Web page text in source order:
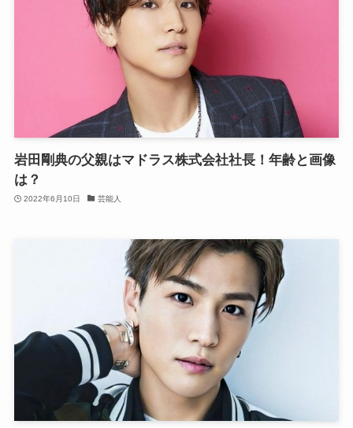
岩田剛典の父親はマドラス株式会社社長！年齢と画像
は？
2022年6月10日 芸能人